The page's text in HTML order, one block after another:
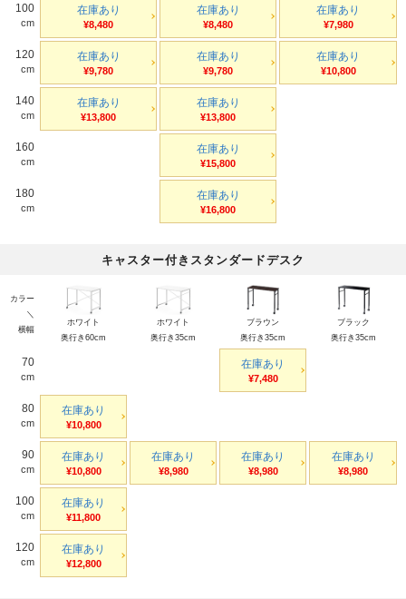
100
cm
在庫あり
¥8,480
在庫あり
¥8,480
在庫あり
¥7,980
120
cm
在庫あり
¥9,780
在庫あり
¥9,780
在庫あり
¥10,800
140
cm
在庫あり
¥13,800
在庫あり
¥13,800
160
cm
在庫あり
¥15,800
180
cm
在庫あり
¥16,800
キャスター付きスタンダードデスク
カラー
＼
横幅
ホワイト
奥行き60cm
ホワイト
奥行き35cm
ブラウン
奥行き35cm
ブラック
奥行き35cm
70
cm
在庫あり
¥7,480
80
cm
在庫あり
¥10,800
90
cm
在庫あり
¥10,800
在庫あり
¥8,980
在庫あり
¥8,980
在庫あり
¥8,980
100
cm
在庫あり
¥11,800
120
cm
在庫あり
¥12,800